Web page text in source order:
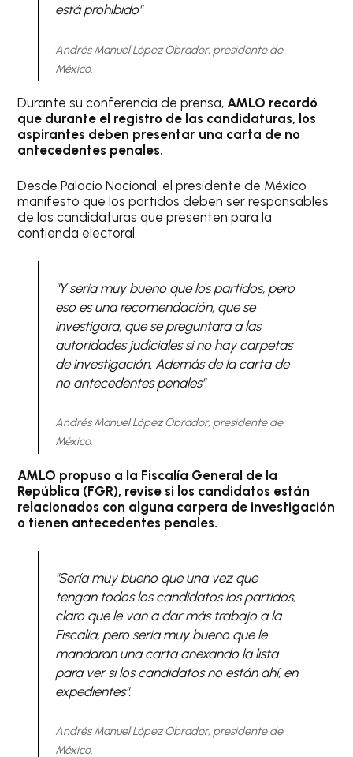
está prohibido".
Andrés Manuel López Obrador, presidente de
México.
Durante su conferencia de prensa, AMLO recordó
que durante el registro de las candidaturas, los
aspirantes deben presentar una carta de no
antecedentes penales.
Desde Palacio Nacional, el presidente de México
manifestó que los partidos deben ser responsables
de las candidaturas que presenten para la
contienda electoral.
"Y sería muy bueno que los partidos, pero
eso es una recomendación, que se
investigara, que se preguntara a las
autoridades judiciales si no hay carpetas
de investigación. Además de la carta de
no antecedentes penales".
Andrés Manuel López Obrador, presidente de
México.
AMLO propuso a la Fiscalía General de la
República (FGR), revise si los candidatos están
relacionados con alguna carpera de investigación
o tienen antecedentes penales.
"Sería muy bueno que una vez que
tengan todos los candidatos los partidos,
claro que le van a dar más trabajo a la
Fiscalía, pero sería muy bueno que le
mandaran una carta anexando la lista
para ver si los candidatos no están ahí, en
expedientes".
Andrés Manuel López Obrador, presidente de
México.